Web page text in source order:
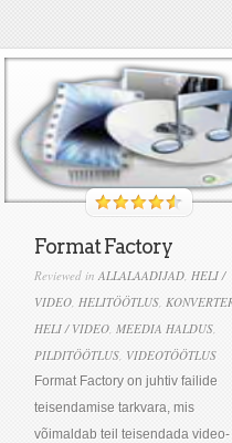
Format Factory
Reviewed in ALLALAADIJAD, HELI /
VIDEO, HELITÖÖTLUS,
HELI / VIDEO, MEEDIA HALDUS,
PILDITÖÖTLUS, VIDEOTÖÖTLUS
Format Factory on juhtiv failide
teisendamise tarkvara, mis
võimaldab teil teisendada